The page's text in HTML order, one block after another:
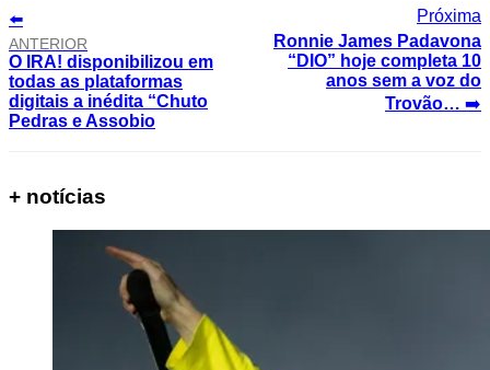
⬅️
ANTERIOR
O IRA! disponibilizou em
todas as plataformas
digitais a inédita “Chuto
Pedras e Assobio
Ronnie James Padavona
“DIO” hoje completa 10
anos sem a voz do
Trovão… ➡️
+ notícias